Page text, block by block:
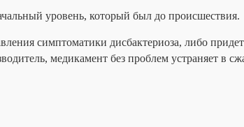
уровень, который был до происшествия.
симптоматики дисбактериоза, либо
медикамент без проблем устраняет в